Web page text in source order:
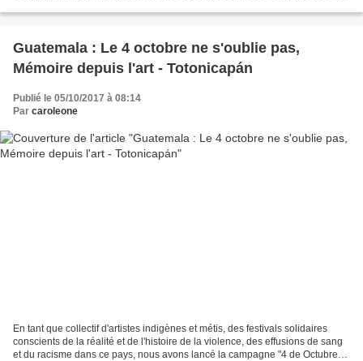
Guatemala : Le 4 octobre ne s'oublie pas,
Mémoire depuis l'art - Totonicapán
Publié le 05/10/2017 à 08:14
Par caroleone
En tant que collectif d'artistes indigènes et métis, des festivals solidaires
conscients de la réalité et de l'histoire de la violence, des effusions de sang
et du racisme dans ce pays, nous avons lancé la campagne "4 de Octubre